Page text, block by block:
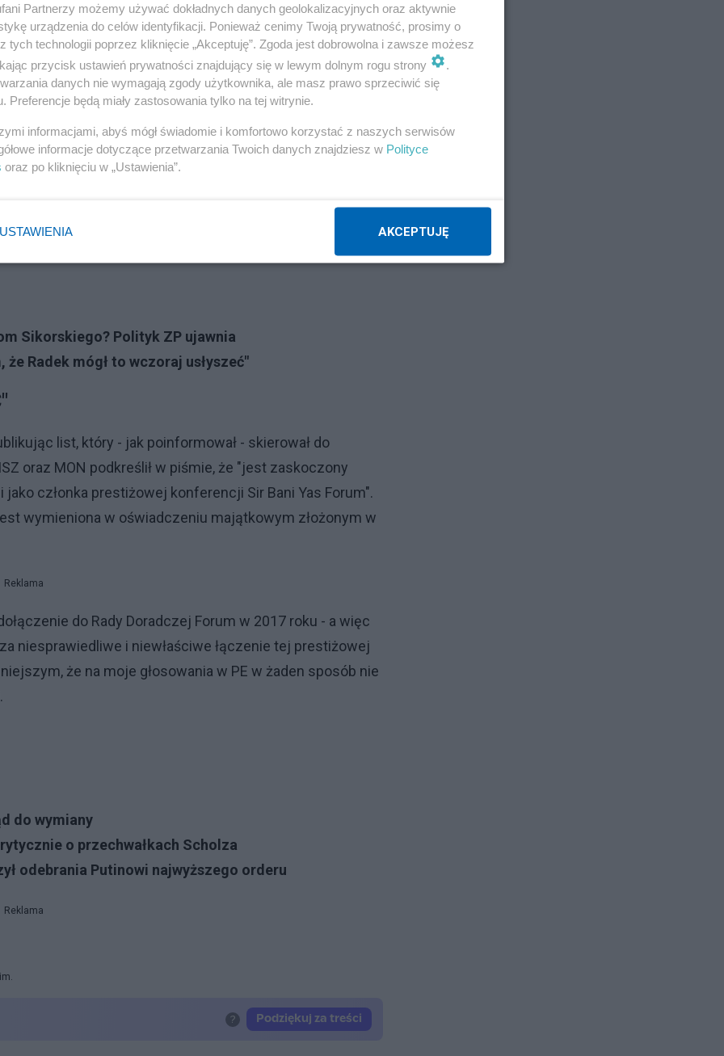
Arabskich
gazety "NRC", która napisała, że europoseł PO
Arabskich 100 tys. dolarów rocznie za doradztwo
przez Emiraty nieco ponad 10 lat temu jako
za pomocą +miękkiej siły+" – czytamy. Rozmówcy
Radosława Sikorskiego "podczas głosowań w
Sikorskiego? Polityk ZP ujawnia
Radek mógł to wczoraj usłyszeć"
list, który - jak poinformował - skierował do
oraz MON podkreślił w piśmie, że "jest zaskoczony
członka prestiżowej konferencji Sir Bani Yas Forum".
wymieniona w oświadczeniu majątkowym złożonym w
Reklama
do Rady Doradczej Forum w 2017 roku - a więc
niesprawiedliwe i niewłaściwe łączenie tej prestiżowej
że na moje głosowania w PE w żaden sposób nie
do wymiany
o przechwałkach Scholza
odebrania Putinowi najwyższego orderu
Reklama
Partnerzy możemy używać dokładnych danych geolokalizacyjnych oraz aktywnie
urządzenia do celów identyfikacji. Ponieważ cenimy Twoją prywatność, prosimy o
tych technologii poprzez kliknięcie „Akceptuję”. Zgoda jest dobrowolna i zawsze możesz
przycisk ustawień prywatności znajdujący się w lewym dolnym rogu strony
.
danych nie wymagają zgody użytkownika, ale masz prawo sprzeciwić się
Preferencje będą miały zastosowania tylko na tej witrynie.
informacjami, abyś mógł świadomie i komfortowo korzystać z naszych serwisów
informacje dotyczące przetwarzania Twoich danych znajdziesz w Polityce
oraz po kliknięciu w „Ustawienia”.
USTAWIENIA AKCEPTUJĘ